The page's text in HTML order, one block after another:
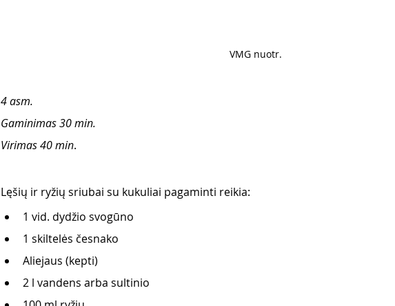
VMG nuotr.
4 asm.
Gaminimas 30 min.
Virimas 40 min.
Lęšių ir ryžių sriubai su kukuliai pagaminti reikia:
1 vid. dydžio svogūno
1 skiltelės česnako
Aliejaus (kepti)
2 l vandens arba sultinio